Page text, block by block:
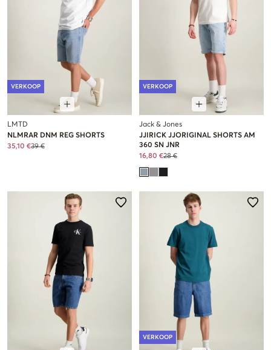
VERKOOP
LMTD
NLMRAR DNM REG SHORTS
35,10 €39 €
VERKOOP
Jack & Jones
JJIRICK JJORIGINAL SHORTS AM
360 SN JNR
16,80 €28 €
VERKOOP